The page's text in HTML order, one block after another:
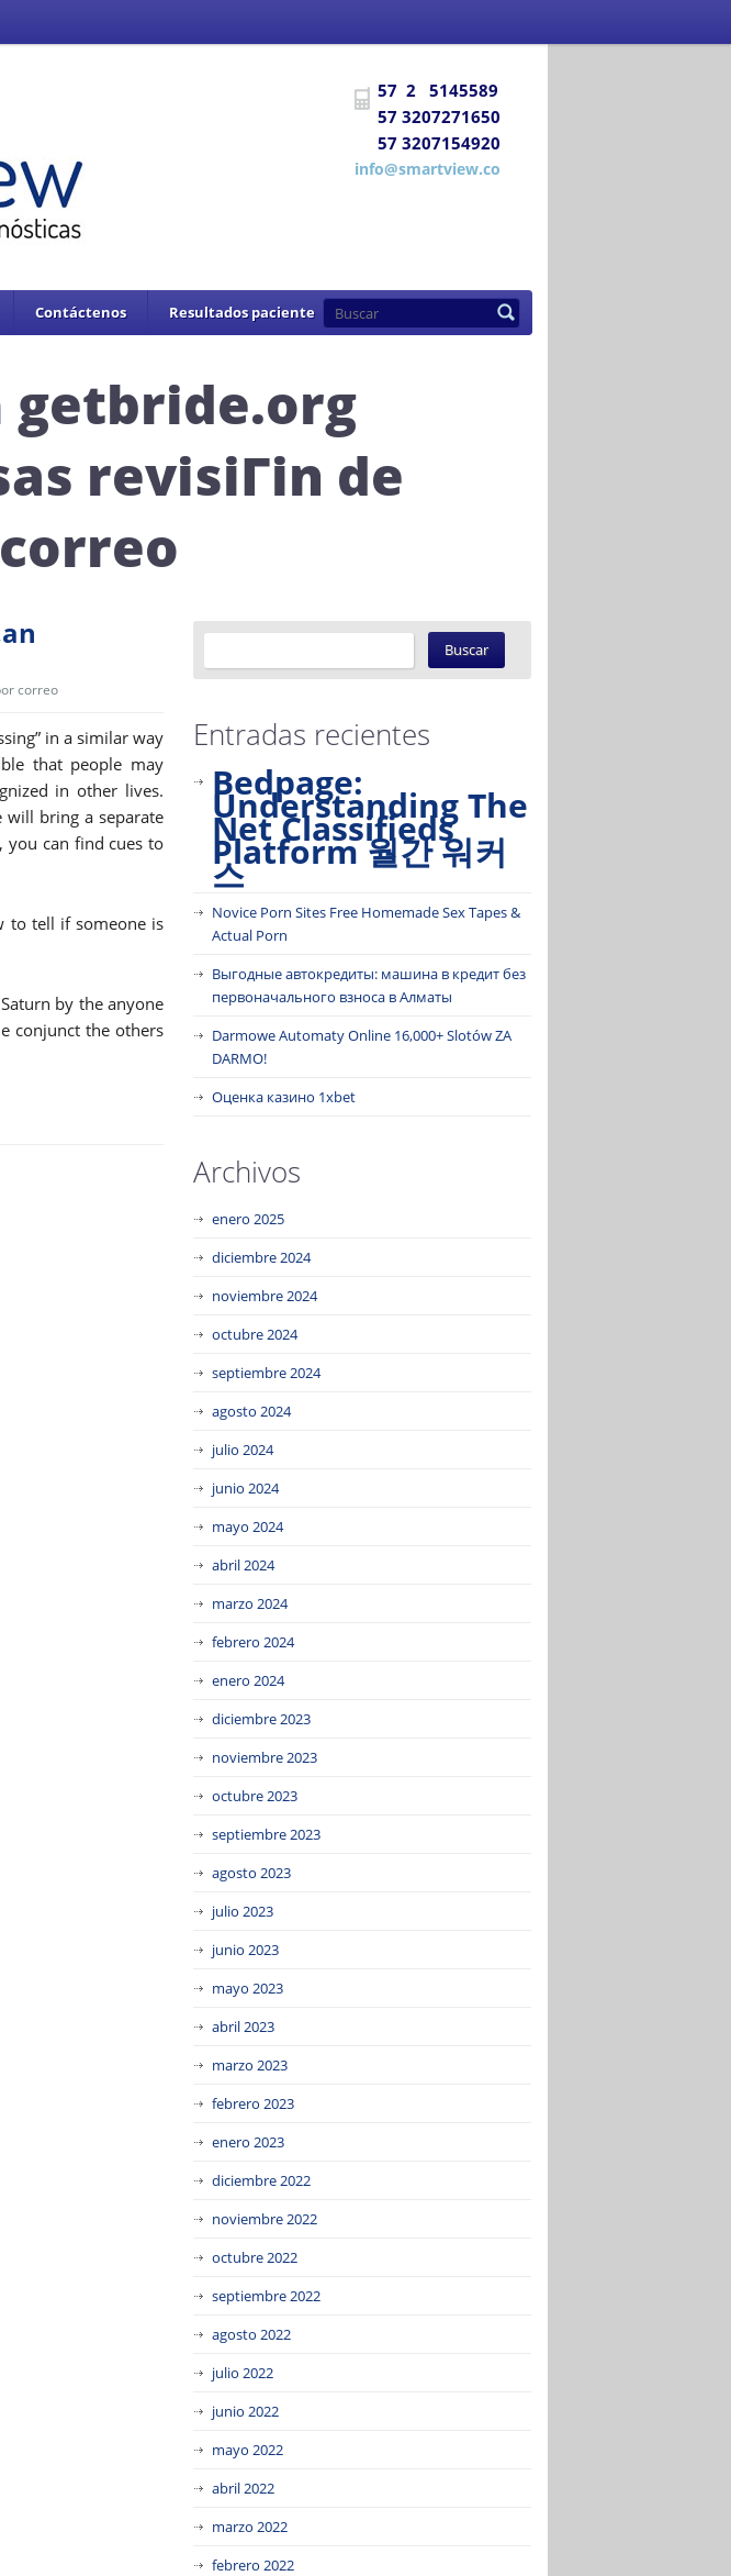
Se encuentra habilitada para prestar los
circular 0076 de 02 de Noviembre de 2007
57 2 5145589
57 3207271650
57 3207154920
info@smartview.co
Contáctenos Resultados paciente
getbride.org
revisiГіn de
correo
in a similar way
that people may
in other lives.
will bring a separate
you can find cues to
to tell if someone is
by the anyone
conjunct the others
Entradas recientes
Bedpage:
Understanding The
Net Classifieds
Platform 월간 워커
스
Novice Porn Sites Free Homemade Sex Tapes &
Actual Porn
Выгодные автокредиты: машина в кредит без
первоначального взноса в Алматы
Darmowe Automaty Online 16,000+ Slotów ZA
DARMO!
Оценка казино 1xbet
Archivos
enero 2025
diciembre 2024
noviembre 2024
octubre 2024
septiembre 2024
agosto 2024
julio 2024
junio 2024
mayo 2024
abril 2024
marzo 2024
febrero 2024
enero 2024
diciembre 2023
noviembre 2023
octubre 2023
septiembre 2023
agosto 2023
julio 2023
junio 2023
mayo 2023
abril 2023
marzo 2023
febrero 2023
enero 2023
diciembre 2022
noviembre 2022
octubre 2022
septiembre 2022
agosto 2022
julio 2022
junio 2022
mayo 2022
abril 2022
marzo 2022
febrero 2022